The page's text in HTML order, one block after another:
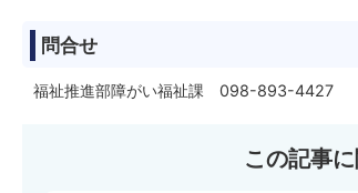
問合せ
福祉推進部障がい福祉課 098-893-4427
この記事